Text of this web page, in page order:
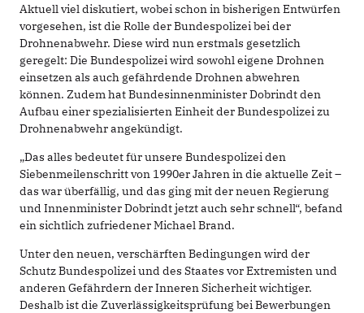
Aktuell viel diskutiert, wobei schon in bisherigen Entwürfen
vorgesehen, ist die Rolle der Bundespolizei bei der
Drohnenabwehr. Diese wird nun erstmals gesetzlich
geregelt: Die Bundespolizei wird sowohl eigene Drohnen
einsetzen als auch gefährdende Drohnen abwehren
können. Zudem hat Bundesinnenminister Dobrindt den
Aufbau einer spezialisierten Einheit der Bundespolizei zu
Drohnenabwehr angekündigt.
„Das alles bedeutet für unsere Bundespolizei den
Siebenmeilenschritt von 1990er Jahren in die aktuelle Zeit –
das war überfällig, und das ging mit der neuen Regierung
und Innenminister Dobrindt jetzt auch sehr schnell“, befand
ein sichtlich zufriedener Michael Brand.
Unter den neuen, verschärften Bedingungen wird der
Schutz Bundespolizei und des Staates vor Extremisten und
anderen Gefährdern der Inneren Sicherheit wichtiger.
Deshalb ist die Zuverlässigkeitsprüfung bei Bewerbungen